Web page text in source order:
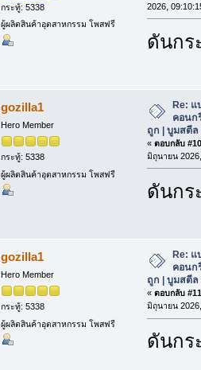
กระทู้: 5338
ผู้ผลิตสินค้าอุตสาหกรรม โพสฟรี
2026,
ดันก
gozilla1
Hero Member
กระทู้: 5338
ผู้ผลิตสินค้าอุตสาหกรรม โพสฟรี
Re: แ
คอนก
ถูก | บูมสตี
« ตอบกลับ
มิถุนายน
ดันก
gozilla1
Hero Member
กระทู้: 5338
ผู้ผลิตสินค้าอุตสาหกรรม โพสฟรี
Re: แ
คอนก
ถูก | บูมสตี
« ตอบกลับ
มิถุนายน
ดันก